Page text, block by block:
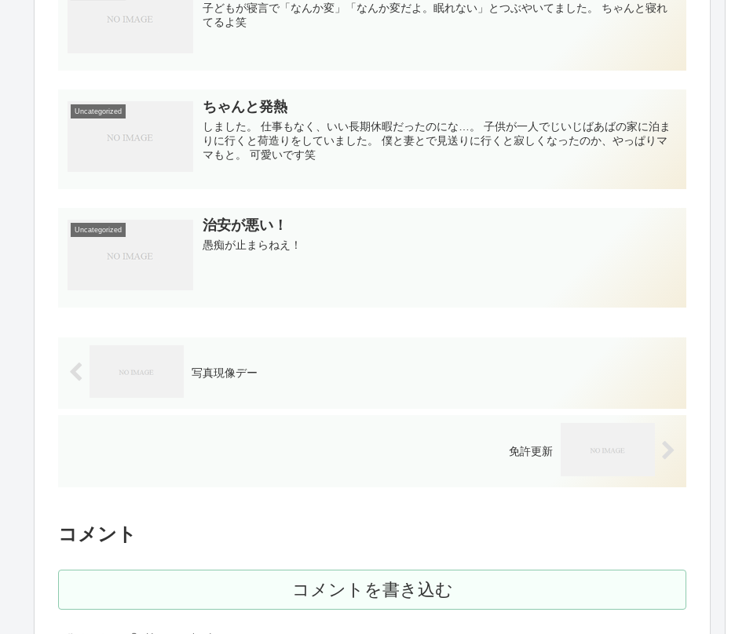
子どもが寝言で「なんか変」「なんか変だよ。眠れない」とつぶやいてました。 ちゃんと寝れ
てるよ笑
Uncategorized ちゃんと発熱
しました。 仕事もなく、いい長期休暇だったのにな…。 子供が一人でじいじばあばの家に泊ま
りに行くと荷造りをしていました。 僕と妻とで見送りに行くと寂しくなったのか、やっぱりマ
マもと。 可愛いです笑
Uncategorized 治安が悪い！
愚痴が止まらねえ！
写真現像デー
免許更新
コメント
コメントを書き込む